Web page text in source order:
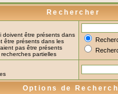
Rechercher
doivent être présents dans
être présents dans les
pas être présents
partielles
Options de